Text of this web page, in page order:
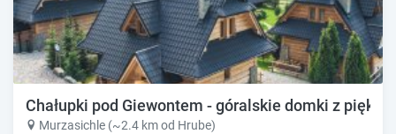
Chałupki pod Giewontem - góralskie domki z
Murzasichle (~2.4 km od Hrube)